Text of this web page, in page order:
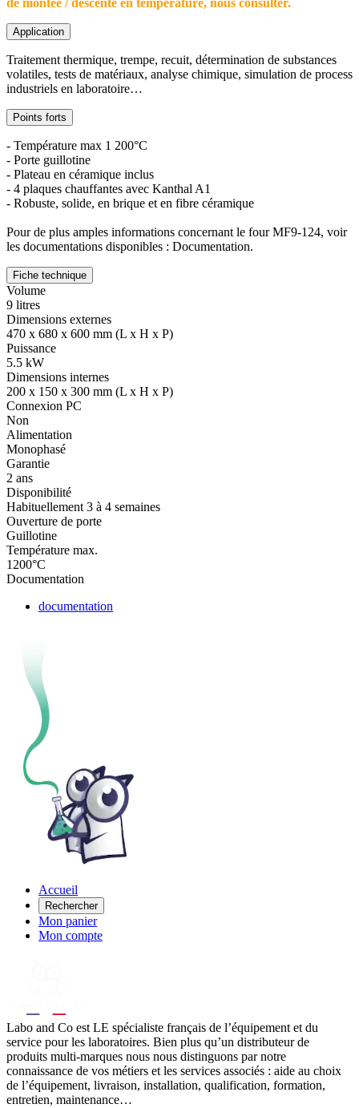
de montée / descente en température, nous consulter.
Application
Traitement thermique, trempe, recuit, détermination de substances
volatiles, tests de matériaux, analyse chimique, simulation de process
industriels en laboratoire…
Points forts
- Température max 1 200°C
- Porte guillotine
- Plateau en céramique inclus
- 4 plaques chauffantes avec Kanthal A1
- Robuste, solide, en brique et en fibre céramique
Pour de plus amples informations concernant le four MF9-124, voir
les documentations disponibles : Documentation.
Fiche technique
Volume
9 litres
Dimensions externes
470 x 680 x 600 mm (L x H x P)
Puissance
5.5 kW
Dimensions internes
200 x 150 x 300 mm (L x H x P)
Connexion PC
Non
Alimentation
Monophasé
Garantie
2 ans
Disponibilité
Habituellement 3 à 4 semaines
Ouverture de porte
Guillotine
Température max.
1200°C
Documentation
documentation
Accueil
Rechercher
Mon panier
Mon compte
Labo and Co est LE spécialiste français de l’équipement et du
service pour les laboratoires. Bien plus qu’un distributeur de
produits multi-marques nous nous distinguons par notre
connaissance de vos métiers et les services associés : aide au choix
de l’équipement, livraison, installation, qualification, formation,
entretien, maintenance…